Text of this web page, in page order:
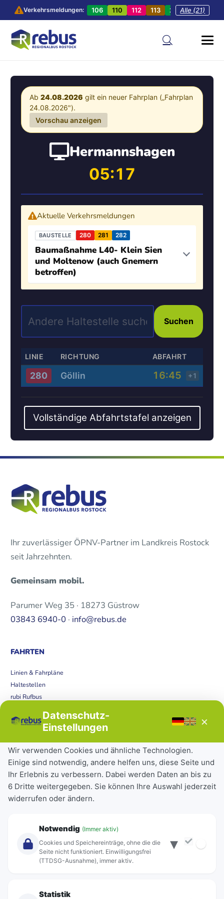
Verkehrsmeldungen: 106 110 112 113 201 202
Alle (21)
Ab 24.08.2026 gilt ein neuer Fahrplan („Fahrplan
24.08.2026").
Vorschau anzeigen
Hermannshagen
05:17
Aktuelle Verkehrsmeldungen
BAUSTELLE 280 281 282
Baumaßnahme L40- Klein Sien
und Moltenow (auch Gnemern
betroffen)
Suchen
LINIE RICHTUNG ABFAHRT
280 Göllin 16:45 +1
Vollständige Abfahrtstafel anzeigen
Ihr zuverlässiger ÖPNV-Partner im Landkreis Rostock
seit Jahrzehnten.
Gemeinsam mobil.
Parumer Weg 35 · 18273 Güstrow
03843 6940-0 · info@rebus.de
FAHRTEN
Linien & Fahrpläne
Haltestellen
rubi Rufbus
Störungen
Tickets & Tarife
Deutschlandticket
Schülerkarte
Einzeltickets
Abonnements
Über Rebus
Datenschutz-
Einstellungen
×
Wir verwenden Cookies und ähnliche Technologien.
Einige sind notwendig, andere helfen uns, diese Seite und
Ihr Erlebnis zu verbessern. Dabei werden Daten an bis zu
6 Dritte weitergegeben. Sie können Ihre Auswahl jederzeit
widerrufen oder ändern.
Notwendig (Immer aktiv)
Cookies und Speichereinträge, ohne die die
Seite nicht funktioniert. Einwilligungsfrei
(TTDSG-Ausnahme), immer aktiv.
▾
Statistik